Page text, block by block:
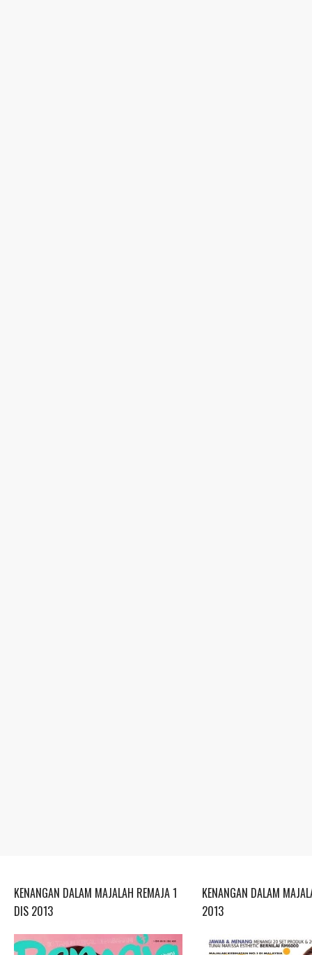
KENANGAN DALAM MAJALAH REMAJA 1
DIS 2013
KENANGAN DALAM
2013